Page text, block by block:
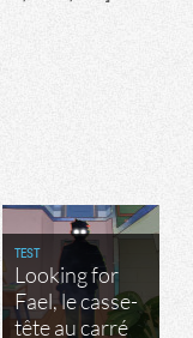
TEST
Looking for
Fael, le casse-
tête au carré